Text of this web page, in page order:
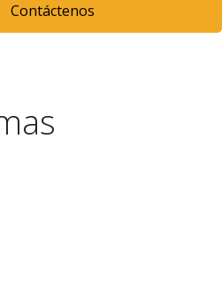
Contáctenos